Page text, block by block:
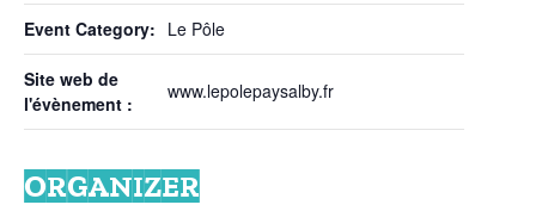
Event Category: Le Pôle
Site web de
l'évènement :
www.lepolepaysalby.fr
ORGANIZER